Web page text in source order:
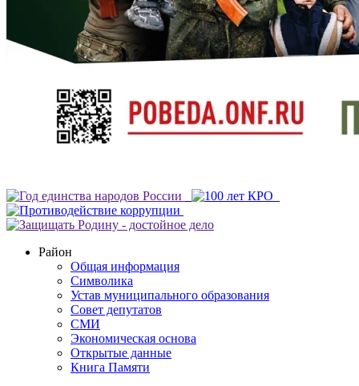
Район
Общая информация
Символика
Устав муниципального образования
Совет депутатов
СМИ
Экономическая основа
Открытые данные
Книга Памяти